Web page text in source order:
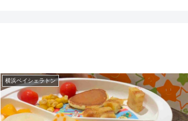
横浜ベイシェラトン